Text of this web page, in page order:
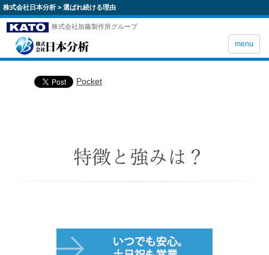
株式会社日本分析 > 選ばれ続ける理由
株式会社加藤製作所グループ
menu
Pocket